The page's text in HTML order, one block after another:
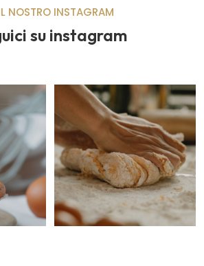
NOSTRO INSTAGRAM
su instagram